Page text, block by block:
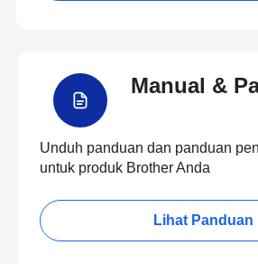
Manual &
Unduh panduan dan panduan
untuk produk Brother Anda
Lihat Panduan